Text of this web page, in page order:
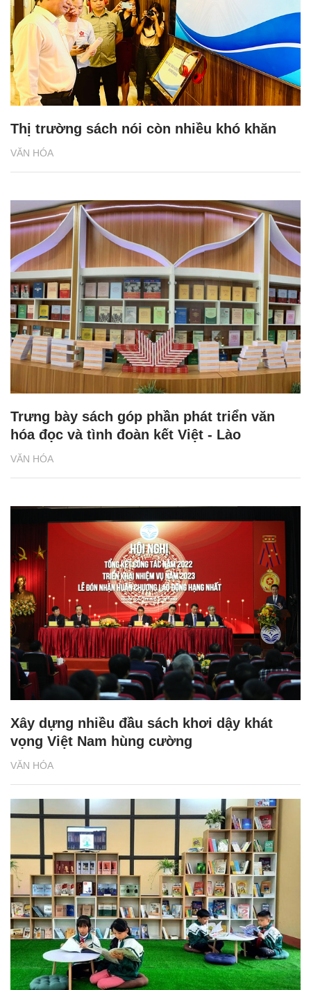
VĂN HÓA
Thị trường sách nói còn nhiều khó khăn
VĂN HÓA
Trưng bày sách góp phần phát triển văn
hóa đọc và tình đoàn kết Việt - Lào
VĂN HÓA
Xây dựng nhiều đầu sách khơi dậy khát
vọng Việt Nam hùng cường